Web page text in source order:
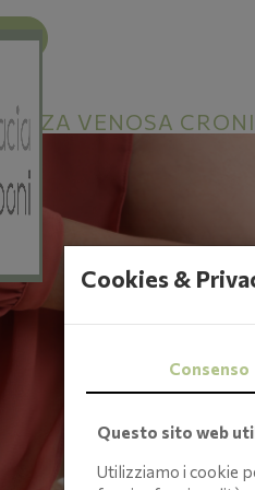
VENOSA
Cookies &
Consenso
Questo sito web
Utilizziamo i cookie